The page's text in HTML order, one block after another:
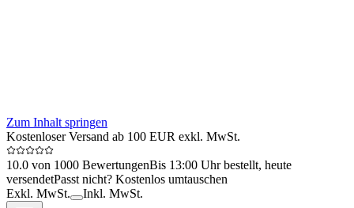
Zum Inhalt springen
Kostenloser Versand ab 100 EUR exkl. MwSt.
10.0 von 1000 BewertungenBis 13:00 Uhr bestellt, heute
versendetPasst nicht? Kostenlos umtauschen
Exkl. MwSt.
Inkl. MwSt.